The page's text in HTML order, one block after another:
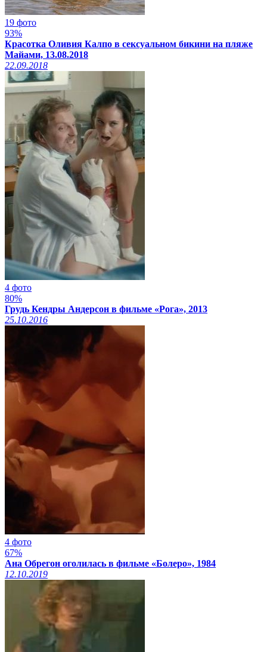
19 фото
93%
Красотка Оливия Калпо в сексуальном бикини на пляже
Майами, 13.08.2018
22.09.2018
4 фото
80%
Грудь Кендры Андерсон в фильме «Рога», 2013
25.10.2016
4 фото
67%
Ана Обрегон оголилась в фильме «Болеро», 1984
12.10.2019